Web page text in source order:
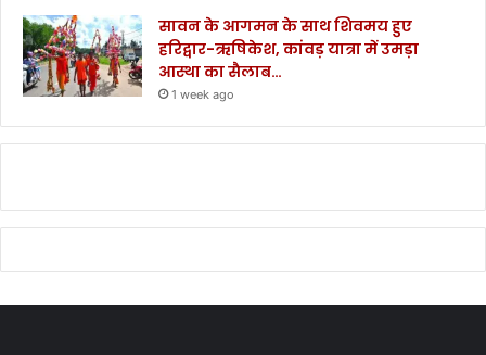
सावन के आगमन के साथ शिवमय हुए
हरिद्वार-ऋषिकेश, कांवड़ यात्रा में उमड़ा
आस्था का सैलाब…
1 week ago